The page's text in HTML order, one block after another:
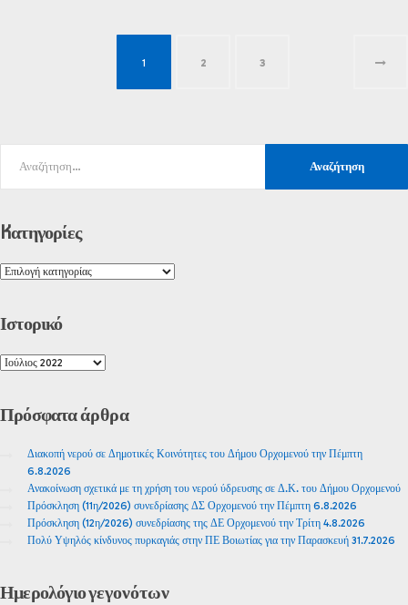
1 2 3
Kατηγορίες
Ιστορικό
Πρόσφαταάρθρα
Διακοπή νερού σε Δημοτικές Κοινότητες του Δήμου Ορχομενού την Πέμπτη
6.8.2026
Ανακοίνωση σχετικά με τη χρήση του νερού ύδρευσης σε Δ.Κ. του Δήμου Ορχομενού
Πρόσκληση (11η/2026) συνεδρίασης ΔΣ Ορχομενού την Πέμπτη 6.8.2026
Πρόσκληση (12η/2026) συνεδρίασης της ΔΕ Ορχομενού την Τρίτη 4.8.2026
Πολύ Υψηλός κίνδυνος πυρκαγιάς στην ΠΕ Βοιωτίας για την Παρασκευή 31.7.2026
Ημερολόγιογεγονότων